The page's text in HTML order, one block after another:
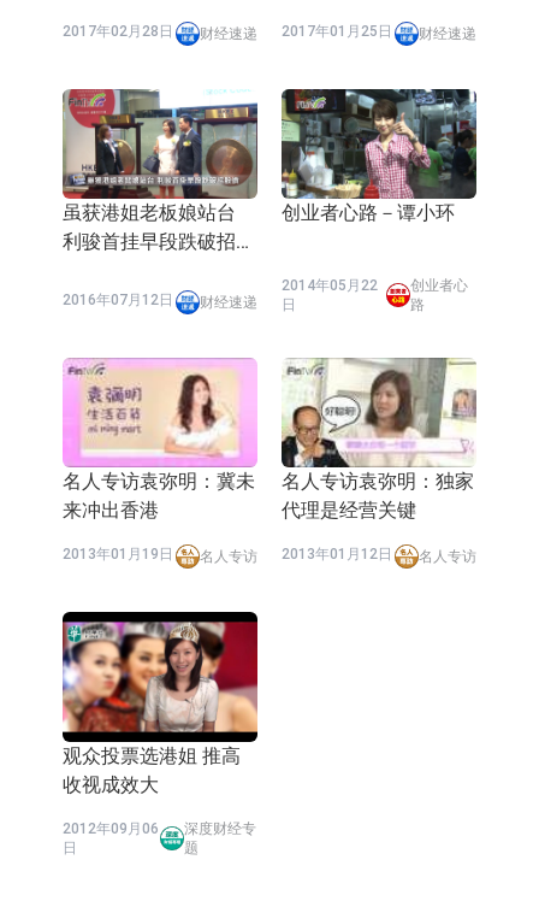
2017年02月28日 财经速递 2017年01月25日 财经速递
虽获港姐老板娘站台
利骏首挂早段跌破招股
2016年07月12日 财经速递
创业者心路－谭小环
2014年05月22
日
创业者心
路
名人专访袁弥明：冀未
来冲出香港
2013年01月19日 名人专访
名人专访袁弥明：独家
代理是经营关键
2013年01月12日 名人专访
观众投票选港姐 推高
收视成效大
2012年09月06
日
深度财经专
题